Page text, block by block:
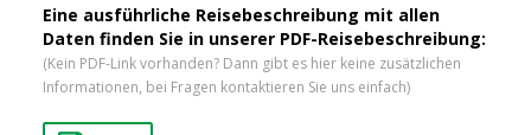
Eine ausführliche Reisebeschreibung mit allen
Daten finden Sie in unserer PDF-Reisebeschreibung:
(Kein PDF-Link vorhanden? Dann gibt es hier keine zusätzlichen
Informationen, bei Fragen kontaktieren Sie uns einfach)